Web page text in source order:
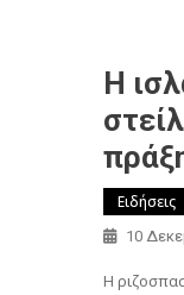
Η
Ειδήσεις
10
Η